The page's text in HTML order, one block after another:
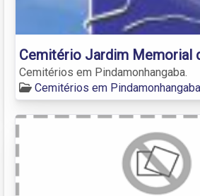
Cemitério Jardim Memorial
Cemitérios em Pindamonhangaba.
Cemitérios em Pindamonhangaba